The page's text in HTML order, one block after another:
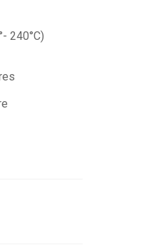
240°C)